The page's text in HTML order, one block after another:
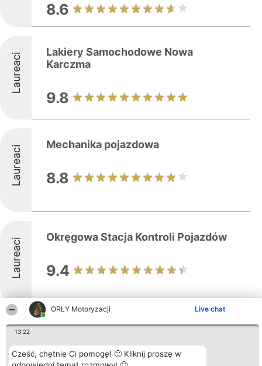
ORŁY Motoryzacji Live chat
13:22
Cześć, chętnie Ci pomogę! 🙂 Kliknij proszę w
8.6
Laureaci
Lakiery Samochodowe Nowa
Karczma
9.8
Laureaci Mechanika pojazdowa
8.8
Laureaci Okręgowa Stacja Kontroli Pojazdów
9.4
PHU Motor Serwis
PHU Motor Serwis jest uznanym